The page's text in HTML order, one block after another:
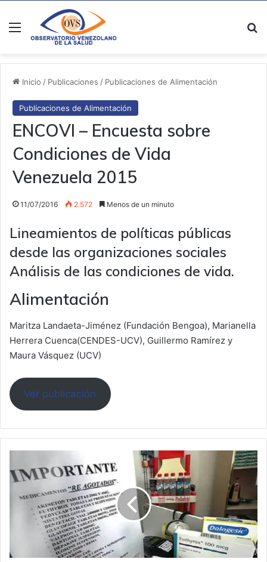
Menú
Inicio / Publicaciones / Publicaciones de Alimentación
Publicaciones de Alimentación
ENCOVI – Encuesta sobre
Condiciones de Vida
Venezuela 2015
11/07/2016 2.572 Menos de un minuto
Lineamientos de políticas públicas
desde las organizaciones sociales
Análisis de las condiciones de vida.
Alimentación
Maritza Landaeta-Jiménez (Fundación Bengoa), Marianella
Herrera Cuenca(CENDES-UCV), Guillermo Ramírez y
Maura Vásquez (UCV)
Ver publicación
en
la
disponibilidad
insumos